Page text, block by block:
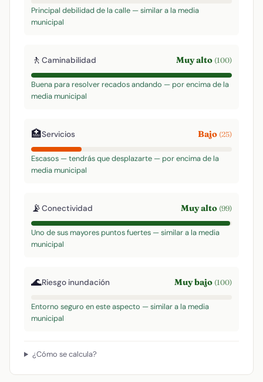
Principal debilidad de la calle — similar a la media
municipal
🚶 Caminabilidad Muy alto (100)
Buena para resolver recados andando — por encima de la
media municipal
🏥Servicios Bajo (25)
Escasos — tendrás que desplazarte — por encima de la
media municipal
📡Conectividad Muy alto (99)
Uno de sus mayores puntos fuertes — similar a la media
municipal
🌊Riesgo inundación Muy bajo (100)
Entorno seguro en este aspecto — similar a la media
municipal
¿Cómo se calcula?